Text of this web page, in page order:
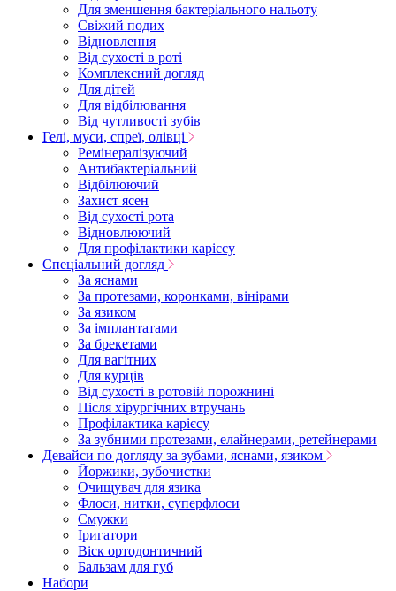
Для зменшення бактеріального нальоту
Свіжий подих
Відновлення
Від сухості в роті
Комплексний догляд
Для дітей
Для відбілювання
Від чутливості зубів
Гелі, муси, спреї, олівці
Ремінералізуючий
Антибактеріальний
Відбілюючий
Захист ясен
Від сухості рота
Відновлюючий
Для профілактики карієсу
Спеціальний догляд
За яснами
За протезами, коронками, вінірами
За язиком
За імплантатами
За брекетами
Для вагітних
Для курців
Від сухості в ротовій порожнині
Після хірургічних втручань
Профілактика карієсу
За зубними протезами, елайнерами, ретейнерами
Девайси по догляду за зубами, яснами, язиком
Йоржики, зубочистки
Очищувач для язика
Флоси, нитки, суперфлоси
Смужки
Іригатори
Віск ортодонтичний
Бальзам для губ
Набори